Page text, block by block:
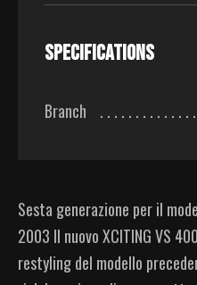
Specifications
Branch
Sesta generazione per il
2003 Il nuovo XCITING VS
restyling del modello